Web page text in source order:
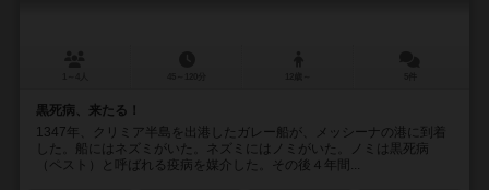
黒死病、来たる！
1347年、クリミア半島を出港したガレー船が、メッシーナの港に到着
した。船にはネズミがいた。ネズミにはノミがいた。ノミは黒死病
（ペスト）と呼ばれる疫病を媒介した。その後４年間...